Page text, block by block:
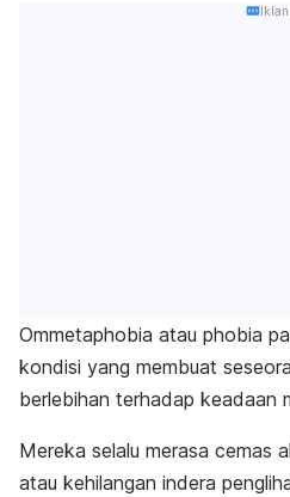
Iklan
Ommetaphobia atau phobia
kondisi yang membuat
berlebihan terhadap keadaan
Mereka selalu merasa cemas
atau kehilangan indera